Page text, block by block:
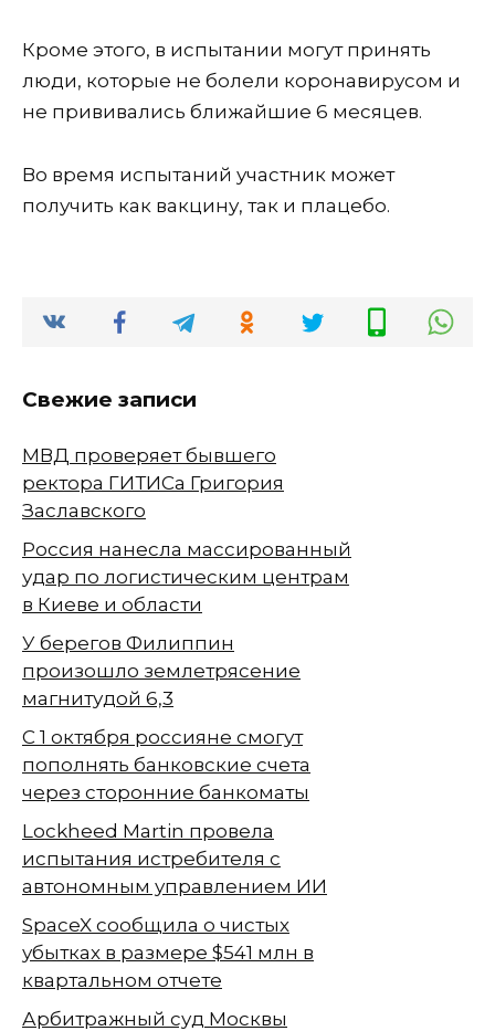
Кроме этого, в испытании могут принять
люди, которые не болели коронавирусом и
не прививались ближайшие 6 месяцев.
Во время испытаний участник может
получить как вакцину, так и плацебо.
Свежие записи
МВД проверяет бывшего
ректора ГИТИСа Григория
Заславского
Россия нанесла массированный
удар по логистическим центрам
в Киеве и области
У берегов Филиппин
произошло землетрясение
магнитудой 6,3
С 1 октября россияне смогут
пополнять банковские счета
через сторонние банкоматы
Lockheed Martin провела
испытания истребителя с
автономным управлением ИИ
SpaceX сообщила о чистых
убытках в размере $541 млн в
квартальном отчете
Арбитражный суд Москвы